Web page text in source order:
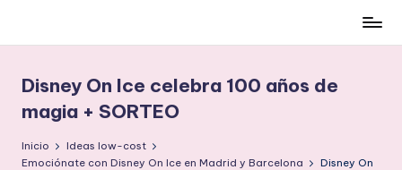
contenido
low-
cost
y
morir
Disney On Ice celebra 100 años de
magia + SORTEO
Inicio
Ideas low-cost
Emociónate con Disney On Ice en Madrid y Barcelona
Disney On